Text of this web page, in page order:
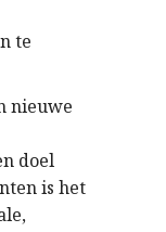
te
nieuwe
doel
is het